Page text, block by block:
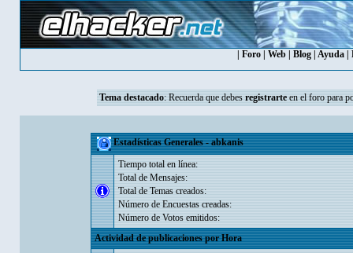
Foro Web Blog Ayuda
Tema destacado: Recuerda que debes registrarteen el foro para
Estadísticas Generales - abkanis
Tiempo total en línea:
Total de Mensajes:
Total de Temas creados:
Número de Encuestas creadas:
Número de Votos emitidos:
Actividad de publicaciones por Hora